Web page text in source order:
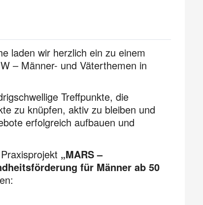
laden wir herzlich ein zu einem
– Männer- und Väterthemen in
Treffpunkte, die
zu knüpfen, aktiv zu bleiben und
erfolgreich aufbauen und
„MARS –
für Männer ab 50